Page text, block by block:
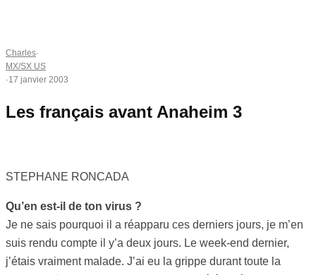
Charles·
MX/SX US
·17 janvier 2003
Les français avant Anaheim 3
STEPHANE RONCADA
Qu’en est-il de ton virus ?
Je ne sais pourquoi il a réapparu ces derniers jours, je m’en
suis rendu compte il y’a deux jours. Le week-end dernier,
j’étais vraiment malade. J’ai eu la grippe durant toute la